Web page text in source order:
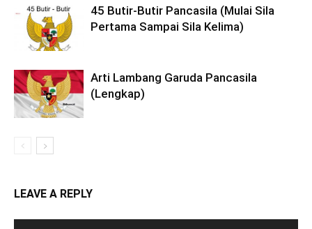
45 Butir-Butir Pancasila (Mulai Sila
Pertama Sampai Sila Kelima)
Arti Lambang Garuda Pancasila
(Lengkap)
LEAVE A REPLY